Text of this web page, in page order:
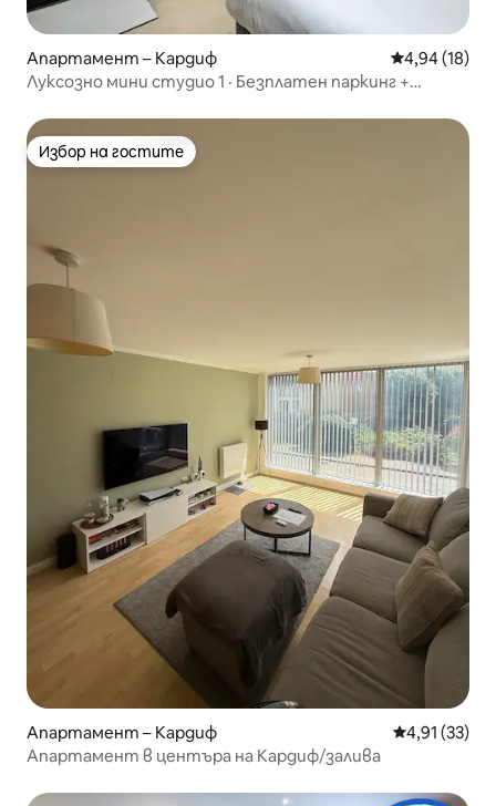
Апартамент – Кардиф Средна
4,94 (18)
Луксозно мини студио 1 · Безплатен паркинг +
Избор на гостите
Избор на гостите
Апартамент – Кардиф Средна
4,91 (33)
Апартамент в центъра на Кардиф/залива